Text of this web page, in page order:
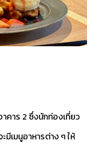
คาร 2 ซึ่งนักท่องเที่ยว
เมนูอาหารต่าง ๆ ให้